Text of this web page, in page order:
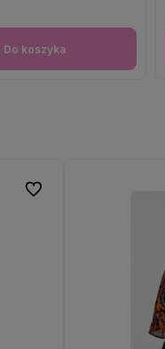
Do koszyka
Do ulubionych